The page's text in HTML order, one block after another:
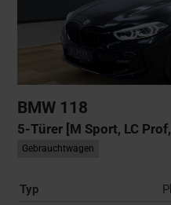
BMW 118
5-Türer [M Sport, LC
Gebrauchtwagen
Typ